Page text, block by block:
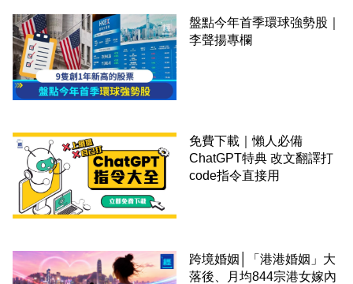
盤點今年首季環球強勢股｜
李聲揚專欄
免費下載｜懶人必備
ChatGPT特典 改文翻譯打
code指令直接用
跨境婚姻│「港港婚姻」大
落後、月均844宗港女嫁內